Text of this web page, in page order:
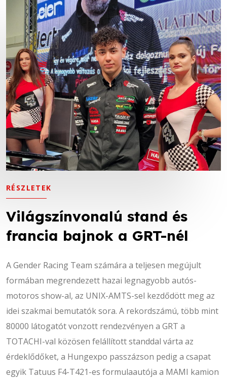
RÉSZLETEK
Világszínvonalú stand és
francia bajnok a GRT-nél
A Gender Racing Team számára a teljesen megújult
formában megrendezett hazai legnagyobb autós-
motoros show-al, az UNIX-AMTS-sel kezdődött meg az
idei szakmai bemutatók sora. A rekordszámú, több mint
80000 látogatót vonzott rendezvényen a GRT a
TOTACHI-val közösen felállított standdal várta az
érdeklődőket, a Hungexpo passzázson pedig a csapat
egyik Tatuus F4-T421-es formulaautója a MAMI kamion
RÉSZLETEK
Jonathan Correrella a GRT
színeiben versenyez
A Formula Renault tavalyi francia bajnoka, Jonathan
Correrella a Gender Racing Team színeiben versenyez
az idei versenyszezonban. A Le Mans-t, Magny-Courst,
Paul Ricardot és Castellet-t is megjárt pilóta nagy
várakozásokkal várja az idei szezont.
Készítette: Equusmedia
RÉSZLETEK
Világszínvonalú stand és
francia bajnok a GRT-nél
A Gender Racing Team számára a teljesen megújult
formában megrendezett hazai legnagyobb autós-
motoros show-al, az UNIX-AMTS-sel kezdődött meg az
idei szakmai bemutatók sora. A rekordszámú, több mint
80000 látogatót vonzott rendezvényen a GRT a
TOTACHI-val közösen felállított standdal várta az
érdeklődőket, a Hungexpo passzázson pedig a csapat
egyik Tatuus F4-T421-es formulaautója a MAMI kamion
RÉSZLETEK
Jonathan Correrella a GRT
színeiben versenyez
A Formula Renault tavalyi francia bajnoka, Jonathan
Correrella a Gender Racing Team színeiben versenyez
az idei versenyszezonban. A Le Mans-t, Magny-Courst,
Paul Ricardot és Castellet-t is megjárt pilóta nagy
várakozásokkal várja az idei szezont.
Készítette: Equusmedia